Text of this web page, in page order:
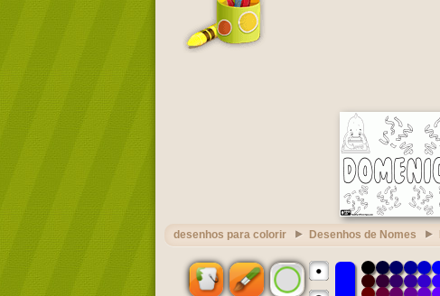
desenhos para colorir Desenhos de Nomes